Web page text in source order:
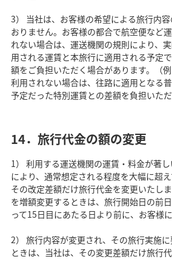
3） 当社は、お客様の希望による旅行内
おりません。お客様の都合で航空便など
れない場合は、運送機関の規則により、
用される運賃と本旅行に適用される予定
額をご負担いただく場合があります。（
利用されない場合は、往路に適用となる
予定だった特別運賃との差額を負担いただ
14．旅行代金の額の変更
1） 利用する運送機関の運賃・料金が著
により、通常想定される程度を大幅に超え
その改定差額だけ旅行代金を変更いたし
を増額変更するときは、旅行開始日の前
って15日目にあたる日より前に、お客様
2） 旅行内容が変更され、その旅行実施
ときは、当社は、その変更差額だけ旅行